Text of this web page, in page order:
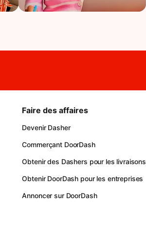
Faire des affaires
Devenir Dasher
Commerçant DoorDash
Obtenir des Dashers pour les livraisons
Obtenir DoorDash pour les entreprises
Annoncer sur DoorDash